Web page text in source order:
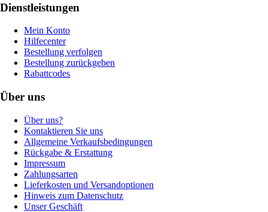
Dienstleistungen
Mein Konto
Hilfecenter
Bestellung verfolgen
Bestellung zurückgeben
Rabattcodes
Über uns
Über uns?
Kontaktieren Sie uns
Allgemeine Verkaufsbedingungen
Rückgabe & Erstattung
Impressum
Zahlungsarten
Lieferkosten und Versandoptionen
Hinweis zum Datenschutz
Unser Geschäft